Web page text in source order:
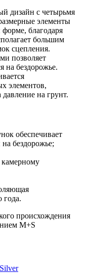
дизайн с четырьмя
элементы
благодаря
большим
сцепления.
позволяет
на бездорожье.
элементов,
на грунт.
обеспечивает
бездорожье;
года.
происхождения
M+S